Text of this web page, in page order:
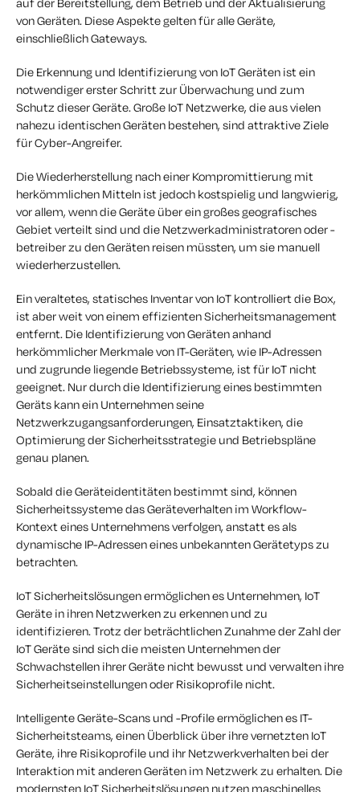
von Geräten. Diese Aspekte gelten für alle Geräte,
einschließlich Gateways.
Die Erkennung und Identifizierung von IoT Geräten ist ein
notwendiger erster Schritt zur Überwachung und zum
Schutz dieser Geräte. Große IoT Netzwerke, die aus vielen
nahezu identischen Geräten bestehen, sind attraktive Ziele
für Cyber-Angreifer.
Die Wiederherstellung nach einer Kompromittierung mit
herkömmlichen Mitteln ist jedoch kostspielig und langwierig,
vor allem, wenn die Geräte über ein großes geografisches
Gebiet verteilt sind und die Netzwerkadministratoren oder -
betreiber zu den Geräten reisen müssten, um sie manuell
wiederherzustellen.
Ein veraltetes, statisches Inventar von IoT kontrolliert die Box,
ist aber weit von einem effizienten Sicherheitsmanagement
entfernt. Die Identifizierung von Geräten anhand
herkömmlicher Merkmale von IT-Geräten, wie IP-Adressen
und zugrunde liegende Betriebssysteme, ist für IoT nicht
geeignet. Nur durch die Identifizierung eines bestimmten
Geräts kann ein Unternehmen seine
Netzwerkzugangsanforderungen, Einsatztaktiken, die
Optimierung der Sicherheitsstrategie und Betriebspläne
genau planen.
Sobald die Geräteidentitäten bestimmt sind, können
Sicherheitssysteme das Geräteverhalten im Workflow-
Kontext eines Unternehmens verfolgen, anstatt es als
dynamische IP-Adressen eines unbekannten Gerätetyps zu
betrachten.
IoT Sicherheitslösungen ermöglichen es Unternehmen, IoT
Geräte in ihren Netzwerken zu erkennen und zu
identifizieren. Trotz der beträchtlichen Zunahme der Zahl der
IoT Geräte sind sich die meisten Unternehmen der
Schwachstellen ihrer Geräte nicht bewusst und verwalten ihre
Sicherheitseinstellungen oder Risikoprofile nicht.
Intelligente Geräte-Scans und -Profile ermöglichen es IT-
Sicherheitsteams, einen Überblick über ihre vernetzten IoT
Geräte, ihre Risikoprofile und ihr Netzwerkverhalten bei der
Interaktion mit anderen Geräten im Netzwerk zu erhalten. Die
modernsten IoT Sicherheitslösungen nutzen maschinelles